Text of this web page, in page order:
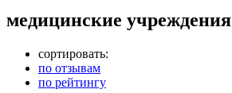
медицинские учреждения
сортировать:
по отзывам
по рейтингу